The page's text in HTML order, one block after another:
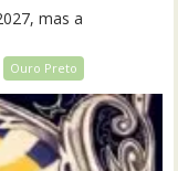
mas a
Ouro Preto